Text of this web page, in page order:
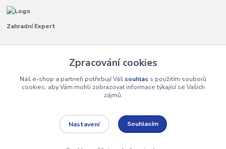
Zahradní Expert
info@zahradniexpert.cz
Zpracování cookies
Náš e-shop a partneři potřebují Váš souhlas s použitím souborů
cookies, aby Vám mohli zobrazovat informace týkající se Vašich
zájmů.
Nastavení Souhlasím